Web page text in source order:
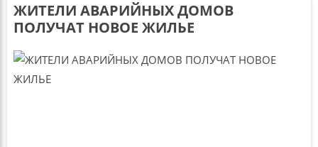
ЖИТЕЛИ АВАРИЙНЫХ ДОМОВ
ПОЛУЧАТ НОВОЕ ЖИЛЬЕ